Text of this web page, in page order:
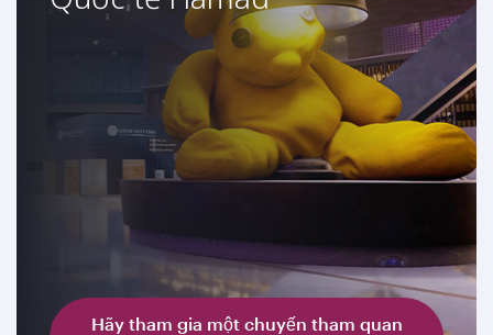
Hãy tham gia một chuyến tham quan